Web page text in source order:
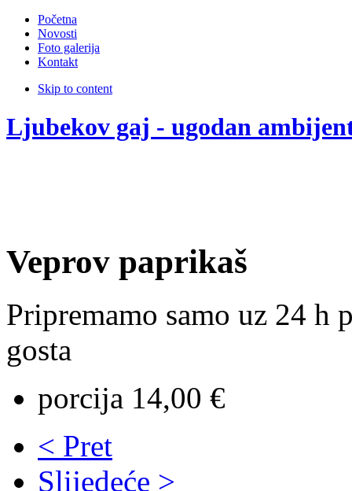
Početna
Novosti
Foto galerija
Kontakt
Skip to content
Ljubekov gaj - ugodan
Veprov paprikaš
Pripremamo samo uz 24 h
gosta
porcija 14,00 €
< Pret
Slijedeće >